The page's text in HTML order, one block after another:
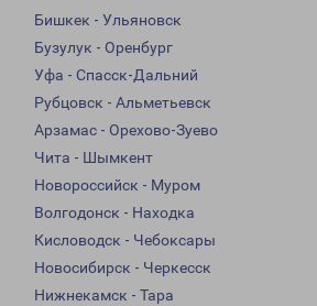
Бишкек - Ульяновск
Бузулук - Оренбург
Уфа - Спасск-Дальний
Рубцовск - Альметьевск
Арзамас - Орехово-Зуево
Чита - Шымкент
Новороссийск - Муром
Волгодонск - Находка
Кисловодск - Чебоксары
Новосибирск - Черкесск
Нижнекамск - Тара